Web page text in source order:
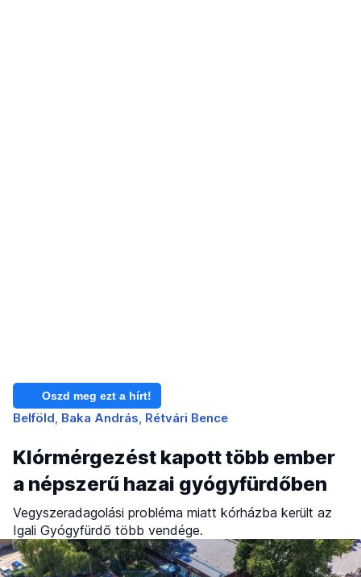
Oszd meg ezt a hírt!
Belföld Baka András Rétvári Bence
Klórmérgezést kapott több ember
a népszerű hazai gyógyfürdőben
Vegyszeradagolási probléma miatt kórházba került az
Igali Gyógyfürdő több vendége.